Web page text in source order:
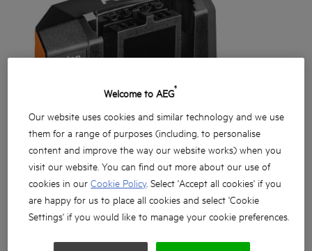
Welcome to AEG®
Our website uses cookies and similar technology and we use
them for a range of purposes (including, to personalise
content and improve the way our website works) when you
visit our website. You can find out more about our use of
cookies in ourCookie Policy. Select 'Accept all cookies' if you
are happy for us to place all cookies and select 'Cookie
Settings' if you would like to manage your cookie preferences.